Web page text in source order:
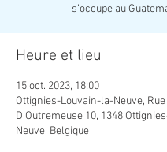
s’occupe au
Heure et lieu
15 oct. 2023, 18:00
Ottignies-Louvain-la-Neuve,
D'Outremeuse 10, 1348
Neuve, Belgique